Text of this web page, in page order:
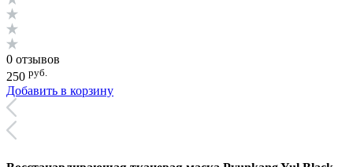
0 отзывов
250 руб.
Добавить в корзину